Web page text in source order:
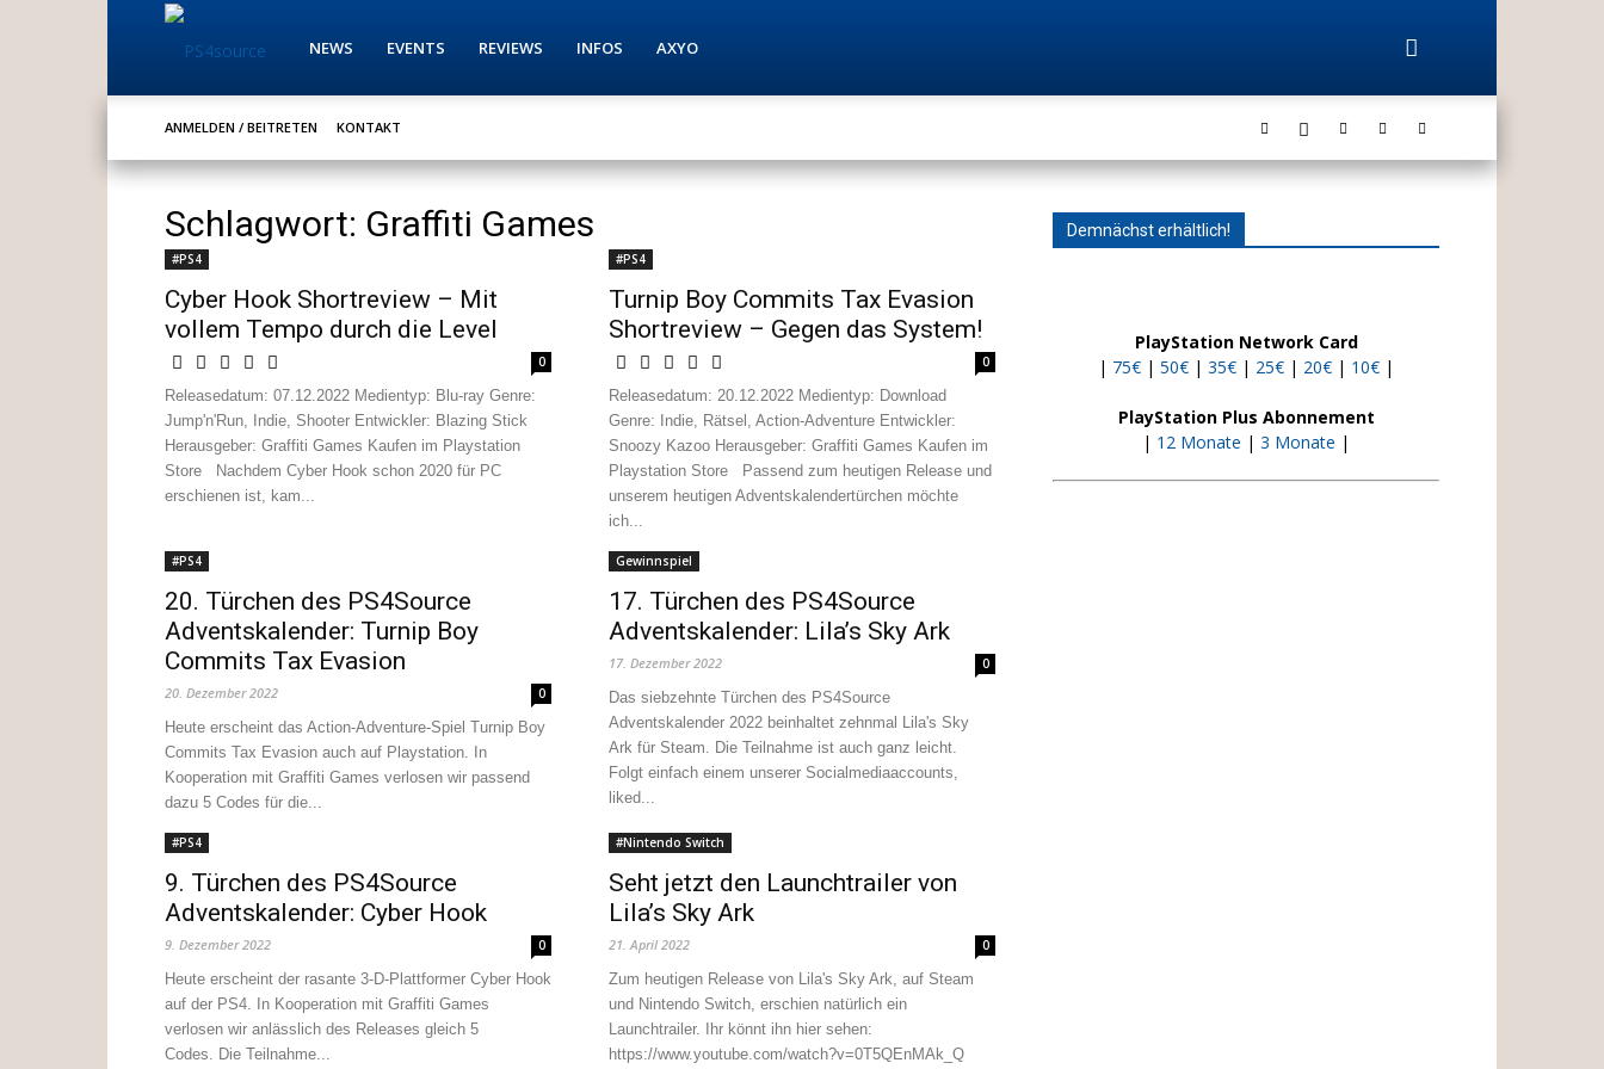
PS4source
NEWS EVENTS REVIEWS INFOS AXYO
ANMELDEN / BEITRETEN KONTAKT
Schlagwort: Graffiti Games
#PS4
Cyber Hook Shortreview – Mit
vollem Tempo durch die Level
0
Releasedatum: 07.12.2022 Medientyp: Blu-ray Genre:
Jump'n'Run, Indie, Shooter Entwickler: Blazing Stick
Herausgeber: Graffiti Games Kaufen im Playstation
Store Nachdem Cyber Hook schon 2020 für PC
erschienen ist, kam...
#PS4
Turnip Boy Commits Tax Evasion
Shortreview – Gegen das System!
0
Releasedatum: 20.12.2022 Medientyp: Download
Genre: Indie, Rätsel, Action-Adventure Entwickler:
Snoozy Kazoo Herausgeber: Graffiti Games Kaufen im
Playstation Store Passend zum heutigen Release und
unserem heutigen Adventskalendertürchen möchte
ich...
#PS4
20. Türchen des PS4Source
Adventskalender: Turnip Boy
Commits Tax Evasion
20. Dezember 2022 0
Heute erscheint das Action-Adventure-Spiel Turnip Boy
Commits Tax Evasion auch auf Playstation. In
Kooperation mit Graffiti Games verlosen wir passend
dazu 5 Codes für die...
Gewinnspiel
17. Türchen des PS4Source
Adventskalender: Lila’s Sky Ark
17. Dezember 2022 0
Das siebzehnte Türchen des PS4Source
Adventskalender 2022 beinhaltet zehnmal Lila's Sky
Ark für Steam. Die Teilnahme ist auch ganz leicht.
Folgt einfach einem unserer Socialmediaaccounts,
liked...
#PS4
9. Türchen des PS4Source
Adventskalender: Cyber Hook
9. Dezember 2022 0
Heute erscheint der rasante 3-D-Plattformer Cyber Hook
auf der PS4. In Kooperation mit Graffiti Games
verlosen wir anlässlich des Releases gleich 5
Codes. Die Teilnahme...
#Nintendo Switch
Seht jetzt den Launchtrailer von
Lila’s Sky Ark
21. April 2022 0
Zum heutigen Release von Lila's Sky Ark, auf Steam
und Nintendo Switch, erschien natürlich ein
Launchtrailer. Ihr könnt ihn hier sehen:
https://www.youtube.com/watch?v=0T5QEnMAk_Q
Demnächst erhältlich!
PlayStation Network Card
| 75€ | 50€ | 35€ | 25€ | 20€ | 10€ |
PlayStation Plus Abonnement
| 12 Monate | 3 Monate |